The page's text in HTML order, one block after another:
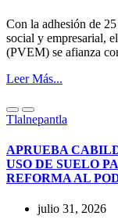
Con la adhesión de
social y empresarial,
(PVEM) se afianza
Leer Más...
Tlalnepantla
APRUEBA
USO DE SUELO
REFORMA AL
julio 31, 2026